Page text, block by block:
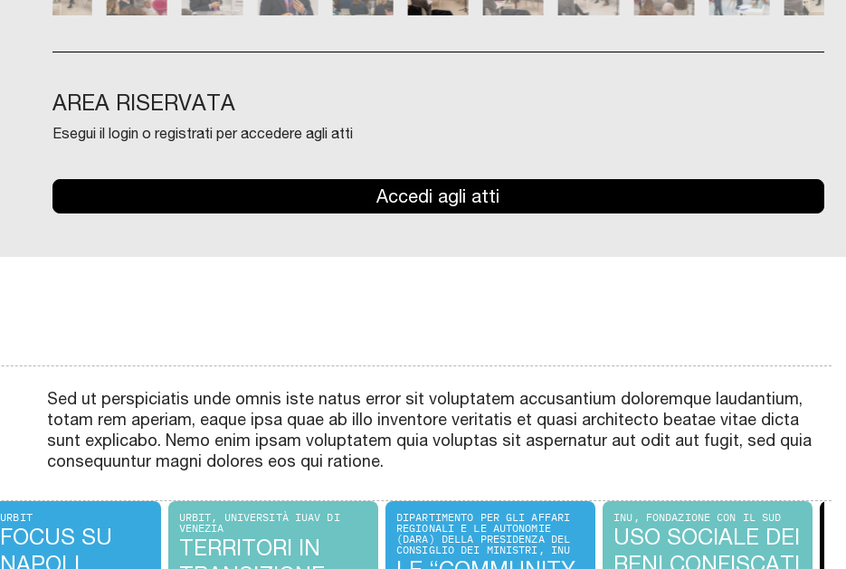
AREA RISERVATA
Esegui il login o registrati per accedere agli atti
Accedi agli atti
Sed ut perspiciatis unde omnis iste natus error sit voluptatem accusantium doloremque laudantium,
totam rem aperiam, eaque ipsa quae ab illo inventore veritatis et quasi architecto beatae vitae dicta
sunt explicabo. Nemo enim ipsam voluptatem quia voluptas sit aspernatur aut odit aut fugit, sed quia
consequuntur magni dolores eos qui ratione.
URBIT
FOCUS SU
NAPOLI
URBIT, UNIVERSITÀ IUAV DI
VENEZIA
TERRITORI IN
DIPARTIMENTO PER GLI AFFARI
REGIONALI E LE AUTONOMIE
(DARA) DELLA PRESIDENZA DEL
CONSIGLIO DEI MINISTRI, INU
INU, FONDAZIONE CON IL SUD
USO SOCIALE DEI
BENI CONFISCATI